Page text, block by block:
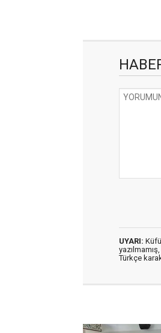
UYARI:
yazılmamış,
Türkçe